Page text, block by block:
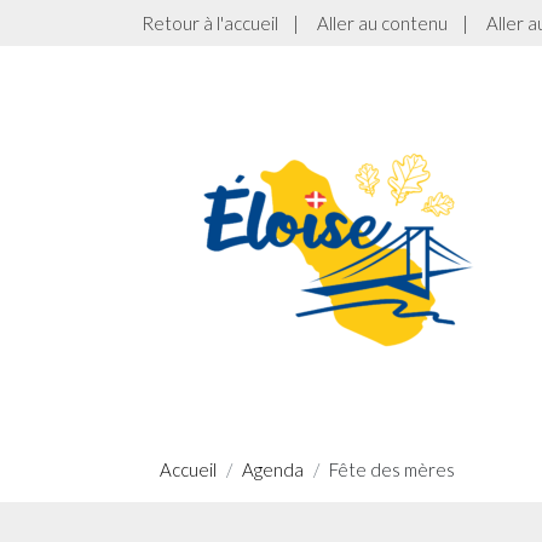
Retour à l'accueil | Aller au contenu | Aller
Accueil Agenda Fête des mères